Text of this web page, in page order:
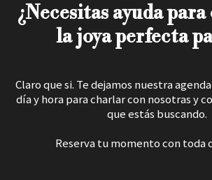
¿Necesitas ayuda
la joya perfecta
Claro que si. Te dejamos nuestra
día y hora para charlar con nosotras y
que estás buscando.
Reserva tu momento con toda